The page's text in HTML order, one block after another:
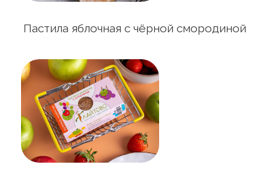
Пастила яблочная с чёрной смородиной